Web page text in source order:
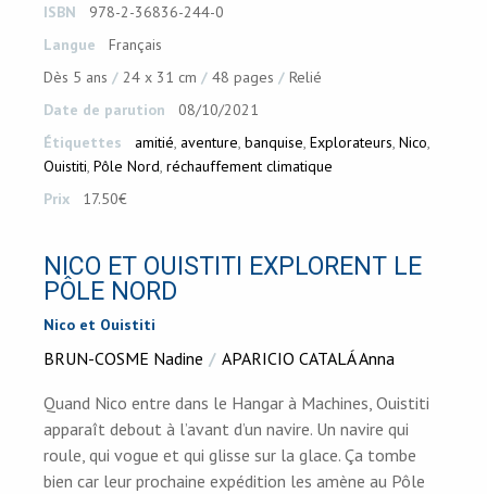
ISBN
978-2-36836-244-0
Langue
Français
Dès 5 ans
24 x 31 cm 48 pages
Relié
Date de parution
08/10/2021
Étiquettes
amitié, aventure, banquise, Explorateurs, Nico,
Ouistiti, Pôle Nord, réchauffement climatique
Prix
17.50€
NICO ET OUISTITI EXPLORENT LE
PÔLE NORD
Nico et Ouistiti
BRUN-COSME Nadine APARICIO CATALÁ Anna
Quand Nico entre dans le Hangar à Machines, Ouistiti
apparaît debout à l’avant d’un navire. Un navire qui
roule, qui vogue et qui glisse sur la glace. Ça tombe
bien car leur prochaine expédition les amène au Pôle